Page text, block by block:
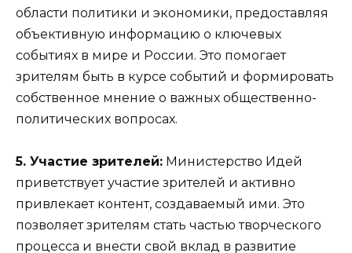
области политики и экономики, предоставляя
объективную информацию о ключевых
событиях в мире и России. Это помогает
зрителям быть в курсе событий и формировать
собственное мнение о важных общественно-
политических вопросах.
5. Участие зрителей: Министерство Идей
приветствует участие зрителей и активно
привлекает контент, создаваемый ими. Это
позволяет зрителям стать частью творческого
процесса и внести свой вклад в развитие